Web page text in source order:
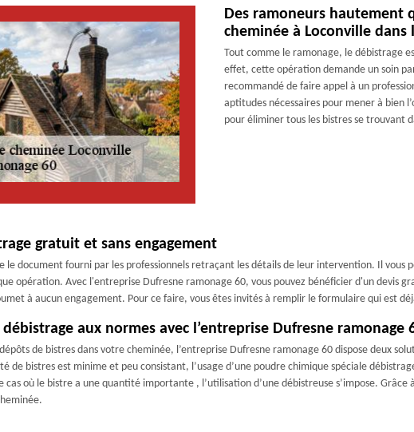
Des ramoneurs hautement
cheminée à Loconville dans
Tout comme le ramonage, le débistrage
effet, cette opération demande un soin
recommandé de faire appel à un
aptitudes nécessaires pour mener à bien
pour éliminer tous les bistres se trouvant
gratuit et sans engagement
le document fourni par les professionnels retraçant les détails de leur intervention. Il
opération. Avec l'entreprise Dufresne ramonage 60, vous pouvez bénéficier d'un devis
à aucun engagement. Pour ce faire, vous êtes invités à remplir le formulaire qui est
aux normes avec l’entreprise Dufresne ramonage
de bistres dans votre cheminée, l’entreprise Dufresne ramonage 60 dispose deux
de bistres est minime et peu consistant, l’usage d’une poudre chimique spéciale
cas où le bistre a une quantité importante , l’utilisation d’une débistreuse s’impose.